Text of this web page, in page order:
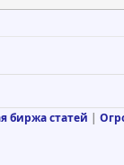
биржа статей |